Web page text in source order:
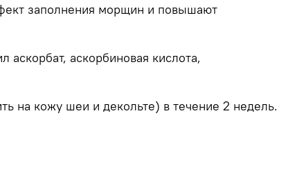
заполнения морщин и повышают
аскорбиновая кислота,
на кожу шеи и декольте) в течение 2 недель.